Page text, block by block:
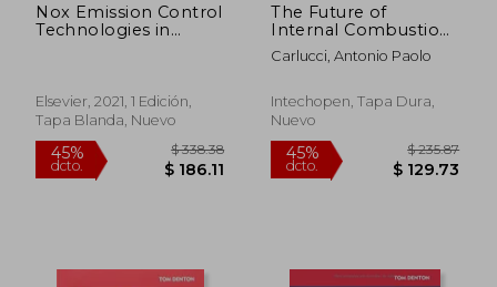
45%
dcto.
Nox Emission Control
Technologies in
Approaches Toward
nox Free
Inglés)
Elsevier, 2021, 1 Edición,
Tapa Blanda, Nuevo
The Future of
Internal Combustion
Engines (en Inglés)
Carlucci, Antonio Paolo
Intechopen, Tapa Dura,
Nuevo